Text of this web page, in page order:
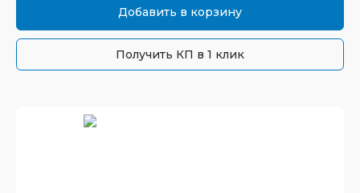
Добавить в корзину
Получить КП в 1 клик